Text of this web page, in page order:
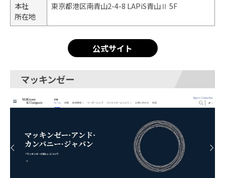
本社
所在地
東京都港区南青山2-4-8 LAPiS青山Ⅱ 5F
公式サイト
マッキンゼー